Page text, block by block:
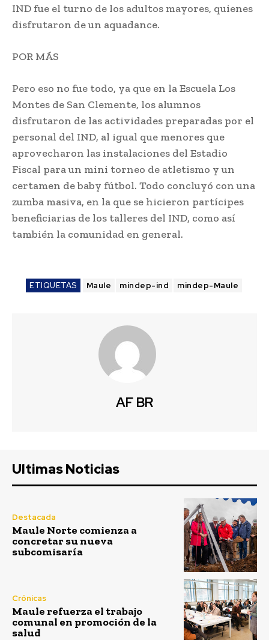
IND fue el turno de los adultos mayores, quienes
disfrutaron de un aquadance.
POR MÁS
Pero eso no fue todo, ya que en la Escuela Los
Montes de San Clemente, los alumnos
disfrutaron de las actividades preparadas por el
personal del IND, al igual que menores que
aprovecharon las instalaciones del Estadio
Fiscal para un mini torneo de atletismo y un
certamen de baby fútbol. Todo concluyó con una
zumba masiva, en la que se hicieron partícipes
beneficiarias de los talleres del IND, como así
también la comunidad en general.
ETIQUETAS Maule mindep-ind mindep-Maule
AF BR
Ultimas Noticias
Destacada
Maule Norte comienza a
concretar su nueva
subcomisaría
Crónicas
Maule refuerza el trabajo
comunal en promoción de la
salud